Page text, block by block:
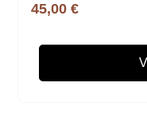
45,00 €